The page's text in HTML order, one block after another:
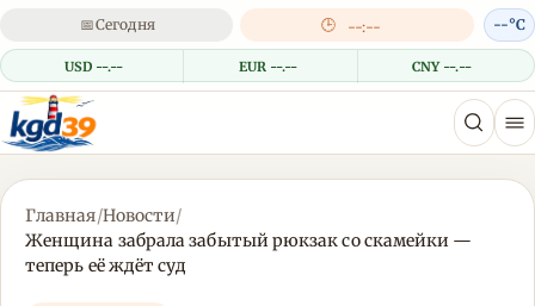
📅Сегодня 🕒 --:--
USD --.-- EUR --.-- CNY --.--
--°C
Главная/Новости/
Женщина забрала забытый рюкзак со скамейки —
теперь её ждёт суд